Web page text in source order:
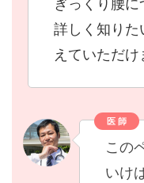
詳しく知り
えていただけ
医 師
この
いけ